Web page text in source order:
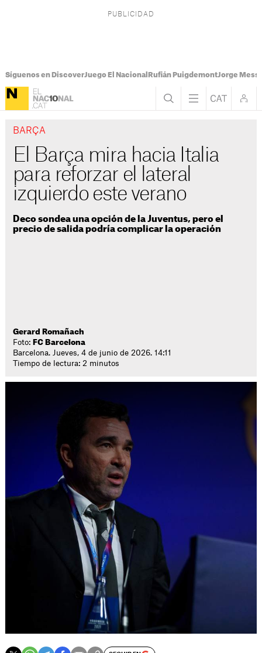
Síguenos en DiscoverJuego El Nacional Rufián PuigdemontJorge Messi
BARÇA
El Barça mira hacia Italia
para reforzar el lateral
izquierdo este verano
Deco sondea una opción de la Juventus, pero el
precio de salida podría complicar la operación
Gerard Romañach
Foto: FC Barcelona
Barcelona. Jueves, 4 de junio de 2026. 14:11
Tiempo de lectura: 2 minutos